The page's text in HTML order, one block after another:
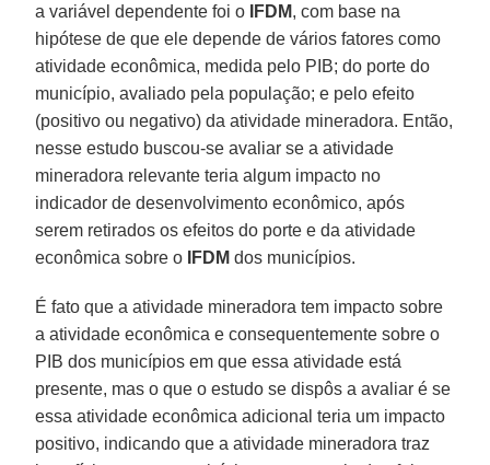
a variável dependente foi o
IFDM, com base na
hipótese de que ele depende de vários fatores como
atividade econômica, medida pelo PIB; do porte do
município, avaliado pela população; e pelo efeito
(positivo ou negativo) da atividade mineradora. Então,
nesse estudo buscou-se avaliar se a atividade
mineradora relevante teria algum impacto no
indicador de desenvolvimento econômico, após
serem retirados os efeitos do porte e da atividade
econômica sobre o
IFDM dos municípios.
É fato que a atividade mineradora tem impacto sobre
a atividade econômica e consequentemente sobre o
PIB dos municípios em que essa atividade está
presente, mas o que o estudo se dispôs a avaliar é se
essa atividade econômica adicional teria um impacto
positivo, indicando que a atividade mineradora traz